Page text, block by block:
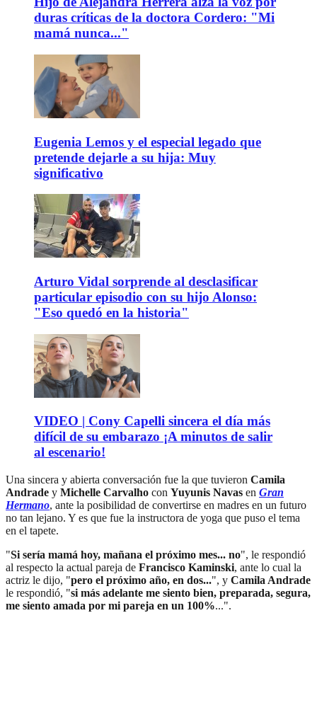
duras críticas de la doctora Cordero: "Mi
mamá nunca..."
Eugenia Lemos y el especial legado que
pretende dejarle a su hija: Muy
significativo
Arturo Vidal sorprende al desclasificar
particular episodio con su hijo Alonso:
"Eso quedó en la historia"
VIDEO | Cony Capelli sincera el día más
difícil de su embarazo ¡A minutos de salir
al escenario!
Una sincera y abierta conversación fue la que tuvieron Camila
Andrade y Michelle Carvalho con Yuyunis Navas en Gran
Hermano, ante la posibilidad de convertirse en madres en un futuro
no tan lejano. Y es que fue la instructora de yoga que puso el tema
en el tapete.
"Si sería mamá hoy, mañana el próximo mes... no", le respondió
al respecto la actual pareja de Francisco Kaminski, ante lo cual la
actriz le dijo, "pero el próximo año, en dos...", y Camila Andrade
le respondió, "si más adelante me siento bien, preparada, segura,
me siento amada por mi pareja en un 100%...".